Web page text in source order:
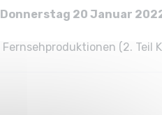
Donnerstag 20 Januar